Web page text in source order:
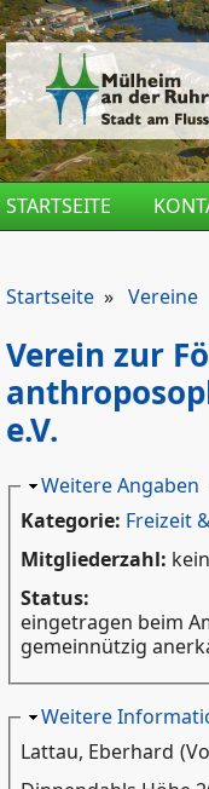
Direkt zum Inhalt
STARTSEITE
Startseite » Vereine
Verein zur
e.V.
Ausblenden
Weitere Angaben
Kategorie: Freizeit
Mitgliederzahl:
Status:
eingetragen beim
gemeinnützig
Ausblenden
Weitere
Lattau, Eberhard